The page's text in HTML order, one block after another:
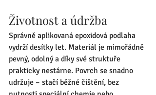
Životnost a údržba
Správně aplikovaná epoxidová podlaha
vydrží desítky let. Materiál je mimořádně
pevný, odolný a díky své struktuře
prakticky nestárne. Povrch se snadno
udržuje – stačí běžné čištění, bez